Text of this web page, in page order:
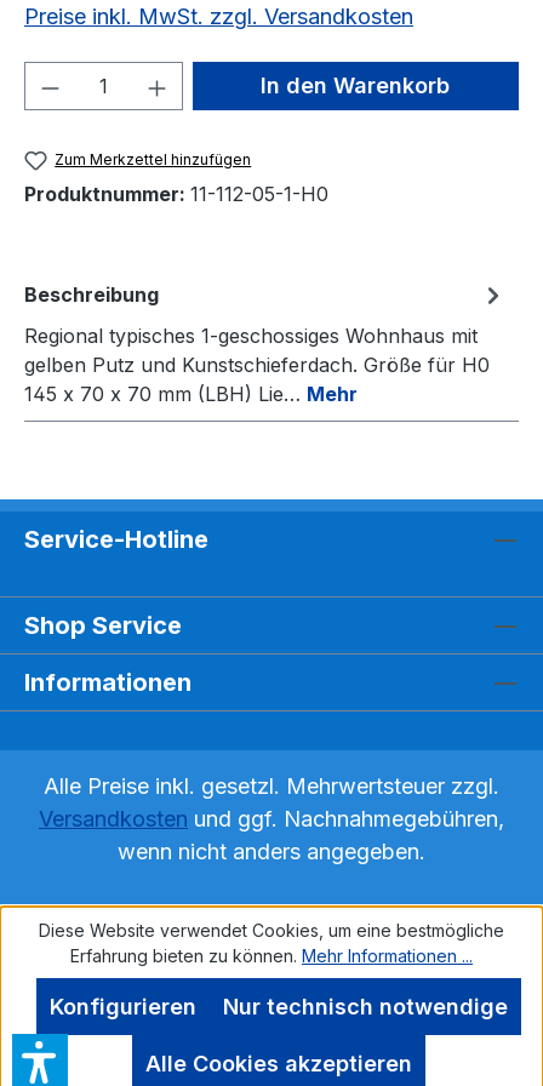
Preise inkl. MwSt. zzgl. Versandkosten
Produkt Anzahl: Gib denIn den Warenkorb
Zum Merkzettel hinzufügen
Produktnummer: 11-112-05-1-H0
Beschreibung
Regional typisches 1-geschossiges Wohnhaus mit
gelben Putz und Kunstschieferdach. Größe für H0
145 x 70 x 70 mm (LBH) Lie… Mehr
Service-Hotline
Shop Service
Informationen
Alle Preise inkl. gesetzl. Mehrwertsteuer zzgl.
Versandkosten und ggf. Nachnahmegebühren,
wenn nicht anders angegeben.
Diese Website verwendet Cookies, um eine bestmögliche
Erfahrung bieten zu können. Mehr Informationen ...
Nur technisch notwendige
Konfigurieren
Alle Cookies akzeptieren